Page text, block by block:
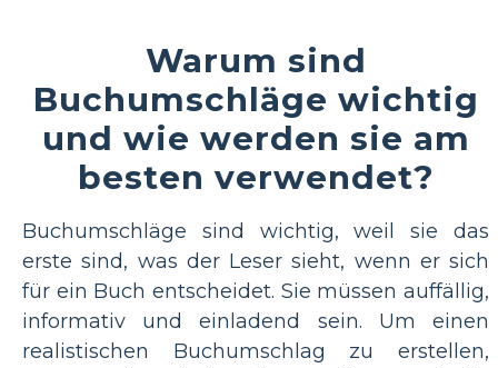
Warum sind
Buchumschläge wichtig
und wie werden sie am
besten verwendet?
Buchumschläge sind wichtig, weil sie das
erste sind, was der Leser sieht, wenn er sich
für ein Buch entscheidet. Sie müssen auffällig,
informativ und einladend sein. Um einen
realistischen Buchumschlag zu erstellen,